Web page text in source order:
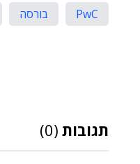
PwC בורסה
תגובות (0)